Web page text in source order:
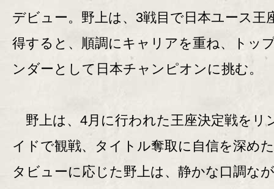
デビュー。野上は、3戦目で日本ユース王
得すると、順調にキャリアを重ね、トッ
ンダーとして日本チャンピオンに挑む。
野上は、4月に行われた王座決定戦をリ
イドで観戦、タイトル奪取に自信を深め
タビューに応じた野上は、静かな口調な